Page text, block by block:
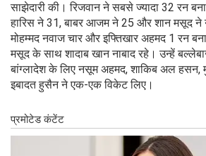
साझेदारी की। रिजवान ने सबसे ज्यादा 32 रन
हारिस ने 31, बाबर आजम ने 25 और शान मसूद ने
मोहम्मद नवाज चार और इफ्तिखार अहमद 1 रन
मसूद के साथ शादाब खान नाबाद रहे। उन्हें
बांग्लादेश के लिए नसूम अहमद, शाकिब अल हसन,
इबादत हुसैन ने एक-एक विकेट लिए।